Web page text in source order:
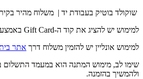
שוקולד בוטיק בעבודת יד | משלוח מהיר
למימוש יש להציג את קוד ה-Gift Card באמצעות SMS/מייל/דף מודפס. לפרטים נוספים: 054-2800770.
למימוש אונליין יש להזמין משלוח דרך אתר
ולהמשיך בהזמנה.